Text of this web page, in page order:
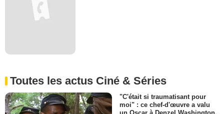
Toutes les actus Ciné & Séries
"C'était si traumatisant pour
moi" : ce chef-d'œuvre a valu